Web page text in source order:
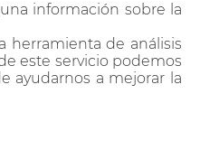
información sobre la
herramienta de análisis
este servicio podemos
ayudarnos a mejorar la